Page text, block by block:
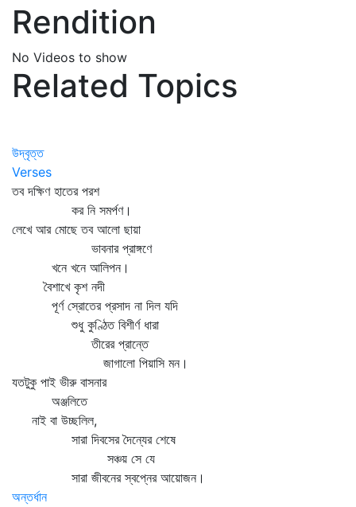
Rendition
No Videos to show
Related Topics
উদ্‌বৃত্ত
Verses
তব দক্ষিণ হাতের পরশ
কর নি সমর্পণ।
লেখে আর মোছে তব আলো ছায়া
ভাবনার প্রাঙ্গণে
খনে খনে আলিপন।
বৈশাখে কৃশ নদী
পূর্ণ স্রোতের প্রসাদ না দিল যদি
শুধু কুণ্ঠিত বিশীর্ণ ধারা
তীরের প্রান্তে
জাগালো পিয়াসি মন।
যতটুকু পাই ভীরু বাসনার
অঞ্জলিতে
নাই বা উচ্ছলিল,
সারা দিবসের দৈন্যের শেষে
সঞ্চয় সে যে
সারা জীবনের স্বপ্নের আয়োজন।
অন্তর্ধান